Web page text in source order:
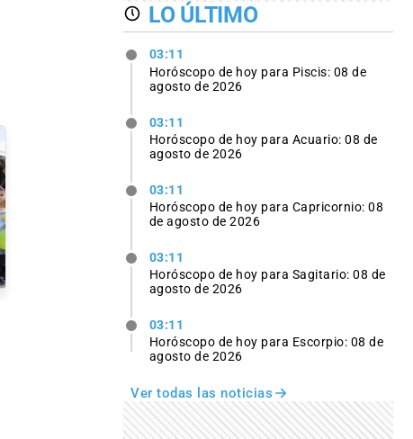
LO ÚLTIMO
03:11
Horóscopo de hoy para Piscis: 08 de
agosto de 2026
03:11
Horóscopo de hoy para Acuario: 08 de
agosto de 2026
03:11
Horóscopo de hoy para Capricornio: 08
de agosto de 2026
03:11
Horóscopo de hoy para Sagitario: 08 de
agosto de 2026
03:11
Horóscopo de hoy para Escorpio: 08 de
agosto de 2026
Ver todas las noticias